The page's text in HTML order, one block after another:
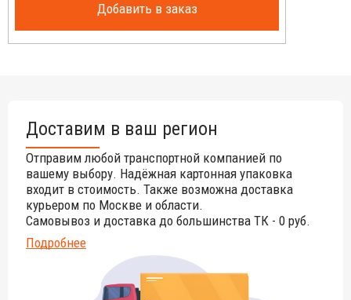
Добавить в заказ
Доставим в ваш регион
Отправим любой транспортной компанией по
вашему выбору. Надёжная картонная упаковка
входит в стоимость. Также возможна доставка
курьером по Москве и области.
Самовывоз и доставка до большинства ТК - 0 руб.
Подробнее